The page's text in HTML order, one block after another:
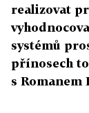
realizovat
systémů
přínosech
s Romanem